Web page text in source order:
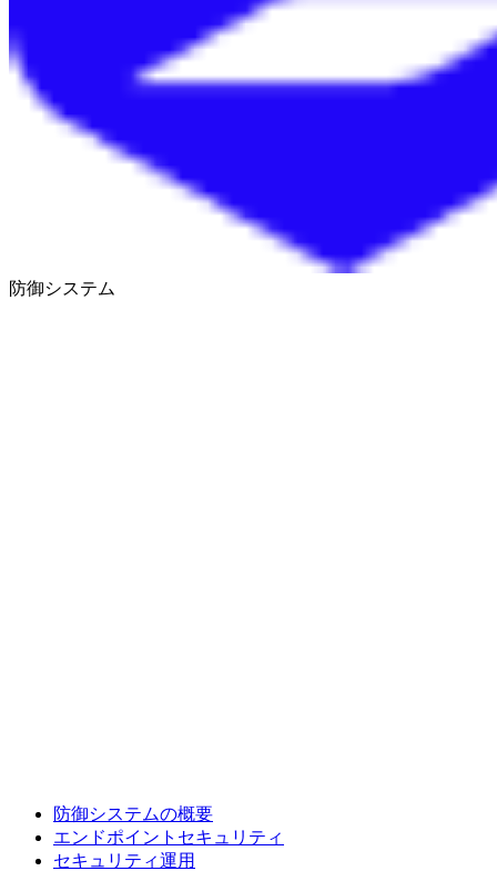
防御システム
防御システムの概要
エンドポイントセキュリティ
セキュリティ運用